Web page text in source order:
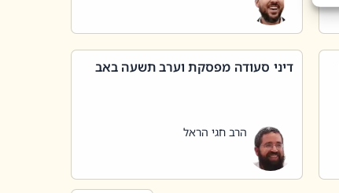
דיני סעודה מפסקת וערב תשעה באב
הרב חגי הראל